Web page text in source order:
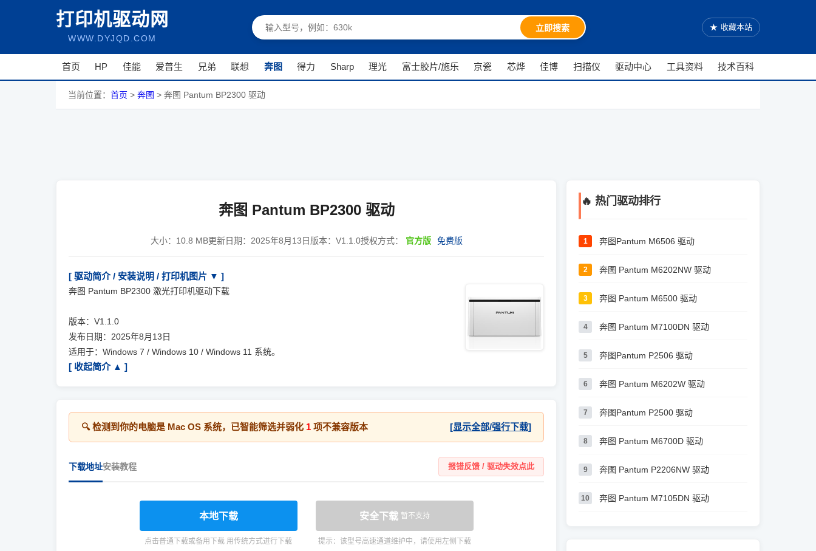
打印机驱动网
WWW.DYJQD.COM
立即搜索 ★ 收藏本站
首页 HP 佳能 爱普生 兄弟 联想 奔图 得力 Sharp 理光 富士胶片/施乐 京瓷 芯烨 佳博 扫描仪 驱动中心 工具资料 技术百科
当前位置： 首页 > 奔图 > 奔图 Pantum BP2300 驱动
奔图 Pantum BP2300 驱动
大小： 10.8 MB更新日期： 2025年8月13日 版本： V1.1.0授权方式： 官方版 免费版
[ 驱动简介 / 安装说明 / 打印机图片 ▼ ]
奔图 Pantum BP2300 激光打印机驱动下载
版本：V1.1.0
发布日期：2025年8月13日
适用于：Windows 7 / Windows 10 / Windows 11 系统。
[ 收起简介 ▲ ]
🔍 检测到你的电脑是 Mac OS 系统，已智能筛选并弱化 1 项不兼容版本 [显示全部/强行下载]
下载地址安装教程 报错反馈 / 驱动失效点此
本地下载
点击普通下载或备用下载 用传统方式进行下载
安全下载 暂不支持
提示：该型号高速通道维护中，请使用左侧下载
🔥 热门驱动排行
1 奔图Pantum M6506 驱动
2 奔图 Pantum M6202NW 驱动
3 奔图 Pantum M6500 驱动
4 奔图 Pantum M7100DN 驱动
5 奔图Pantum P2506 驱动
6 奔图 Pantum M6202W 驱动
7 奔图Pantum P2500 驱动
8 奔图 Pantum M6700D 驱动
9 奔图 Pantum P2206NW 驱动
10 奔图 Pantum M7105DN 驱动